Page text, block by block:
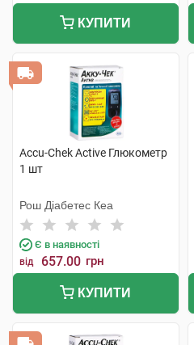
КУПИТИ
Accu-Chek Active Глюкометр
1 шт
Рош Діабетес Кеа
Є в наявності
від 657.00 грн
КУПИТИ